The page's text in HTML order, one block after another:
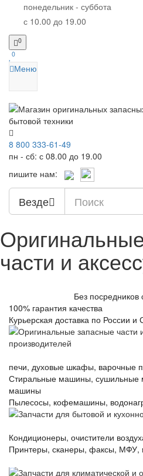
понедельник - суббота
с 10.00 до 19.00
0
0
Меню
8 800 333-61-49
пн - сб: с 08.00 до 19.00
пишите нам:
Везде
части и
Без посредников
100% гарантия качества
Курьерская доставка по России и
печи, духовые шкафы, варочные
Стиральные машины,
машины
Пылесосы, кофемашины,
Кондиционеры, очистители
Принтеры, сканеры, факсы,